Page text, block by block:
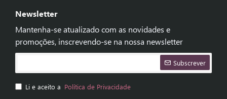
Newsletter
Mantenha-se atualizado com as novidades e
promoções, inscrevendo-se na nossa newsletter
Subscrever
Li e aceito a Política de Privacidade